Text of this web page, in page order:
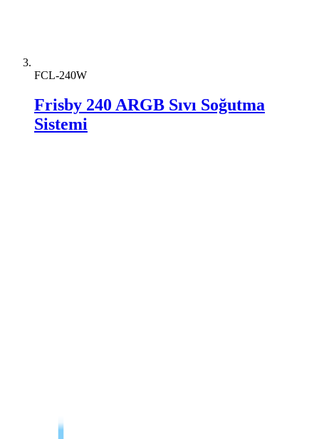
FCL-240W
Frisby 240 ARGB Sıvı Soğutma
Sistemi